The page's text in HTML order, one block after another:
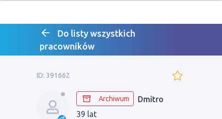
Do listy wszystkich
pracowników
ID: 391662
Archiwum
Dmitro
39 lat